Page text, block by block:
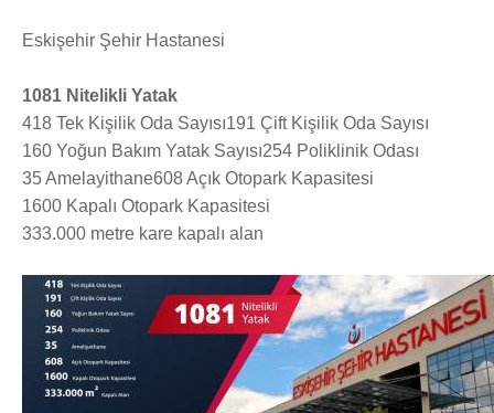
Eskişehir Şehir Hastanesi
1081 Nitelikli Yatak
418 Tek Kişilik Oda Sayısı191 Çift Kişilik Oda Sayısı
160 Yoğun Bakım Yatak Sayısı254 Poliklinik Odası
35 Amelayithane608 Açık Otopark Kapasitesi
1600 Kapalı Otopark Kapasitesi
333.000 metre kare kapalı alan